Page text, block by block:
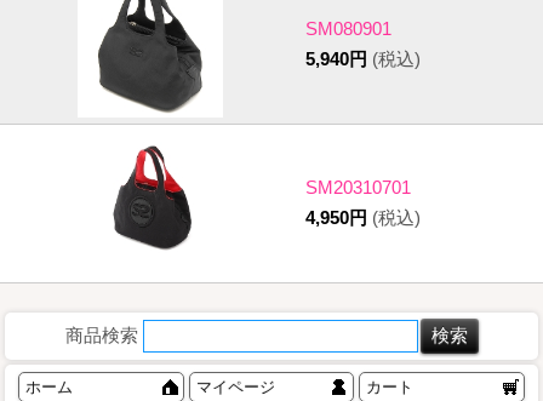
SM080901
5,940円 (税込)
SM20310701
4,950円 (税込)
商品検索
ホーム マイページ カート